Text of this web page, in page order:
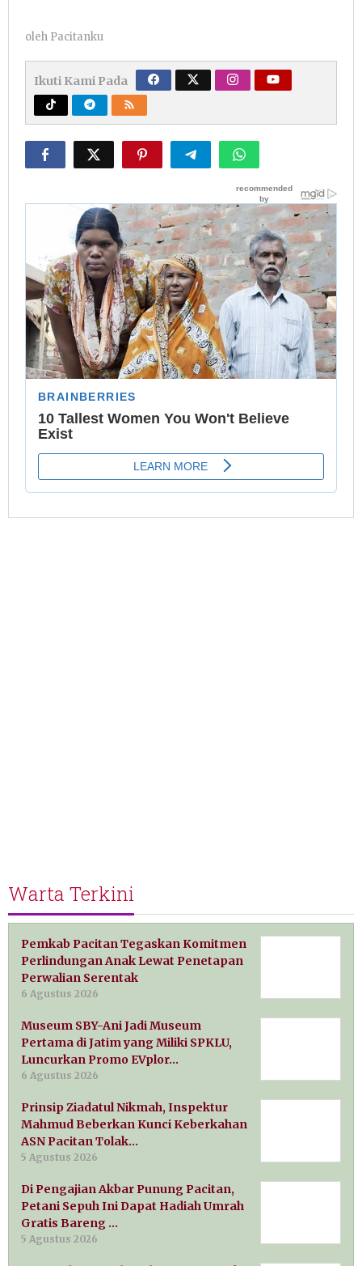
oleh Pacitanku
Ikuti Kami Pada
Warta Terkini
Pemkab Pacitan Tegaskan Komitmen
Perlindungan Anak Lewat Penetapan
Perwalian Serentak
6 Agustus 2026
Museum SBY-Ani Jadi Museum
Pertama di Jatim yang Miliki SPKLU,
Luncurkan Promo EVplor…
6 Agustus 2026
Prinsip Ziadatul Nikmah, Inspektur
Mahmud Beberkan Kunci Keberkahan
ASN Pacitan Tolak…
5 Agustus 2026
Di Pengajian Akbar Punung Pacitan,
Petani Sepuh Ini Dapat Hadiah Umrah
Gratis Bareng …
5 Agustus 2026